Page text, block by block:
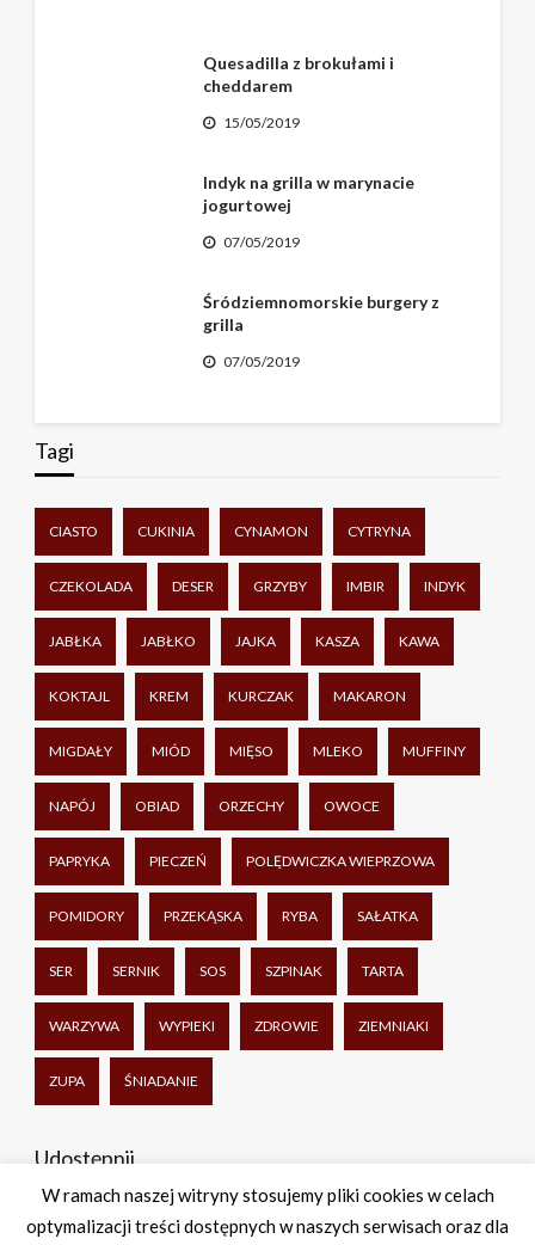
Quesadilla z brokułami i
cheddarem
15/05/2019
Indyk na grilla w marynacie
jogurtowej
07/05/2019
Śródziemnomorskie burgery z
grilla
07/05/2019
Tagi
CIASTO CUKINIA CYNAMON CYTRYNA
CZEKOLADA DESER GRZYBY IMBIR INDYK
JABŁKA JABŁKO JAJKA KASZA KAWA
KOKTAJL KREM KURCZAK MAKARON
MIGDAŁY MIÓD MIĘSO MLEKO MUFFINY
NAPÓJ OBIAD ORZECHY OWOCE
PAPRYKA PIECZEŃ POLĘDWICZKA WIEPRZOWA
POMIDORY PRZEKĄSKA RYBA SAŁATKA
SER SERNIK SOS SZPINAK TARTA
WARZYWA WYPIEKI ZDROWIE ZIEMNIAKI
ZUPA ŚNIADANIE
Udostępnij
Facebook
TwitterWhatsApp
Share
W ramach naszej witryny stosujemy pliki cookies w celach
optymalizacji treści dostępnych w naszych serwisach oraz dla